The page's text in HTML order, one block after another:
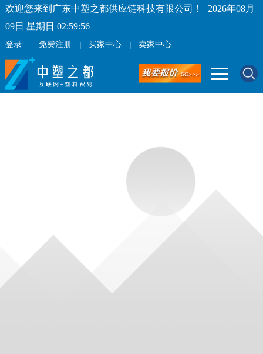
欢迎您来到广东中塑之都供应链科技有限公司！
2026年08月
09日 星期日 02:59:56
登录 免费注册 买家中心 卖家中心